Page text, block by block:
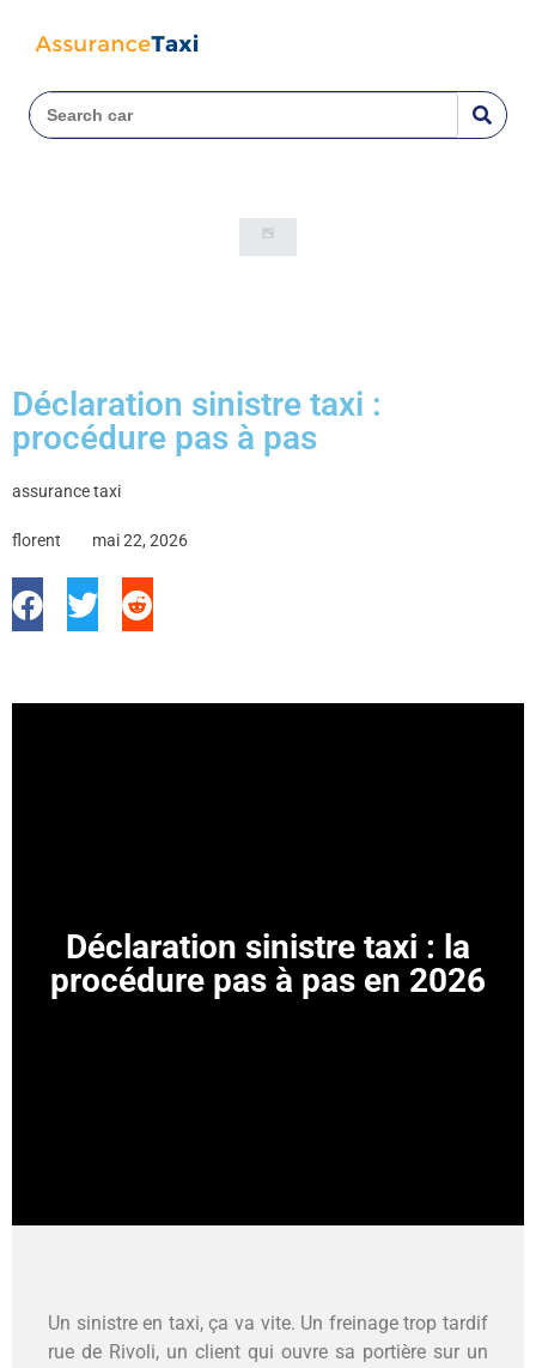
Déclaration sinistre taxi :
procédure pas à pas
assurance taxi
florent mai 22, 2026
Déclaration sinistre taxi : la
procédure pas à pas en 2026
Un sinistre en taxi, ça va vite. Un freinage trop tardif
rue de Rivoli, un client qui ouvre sa portière sur un